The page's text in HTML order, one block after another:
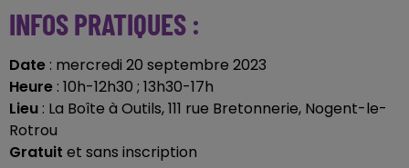
INFOS PRATIQUES :
Date : mercredi 20 septembre 2023
Heure : 10h-12h30 ; 13h30-17h
Lieu : La Boîte à Outils, 111 rue Bretonnerie, Nogent-le-
Rotrou
Gratuit et sans inscription